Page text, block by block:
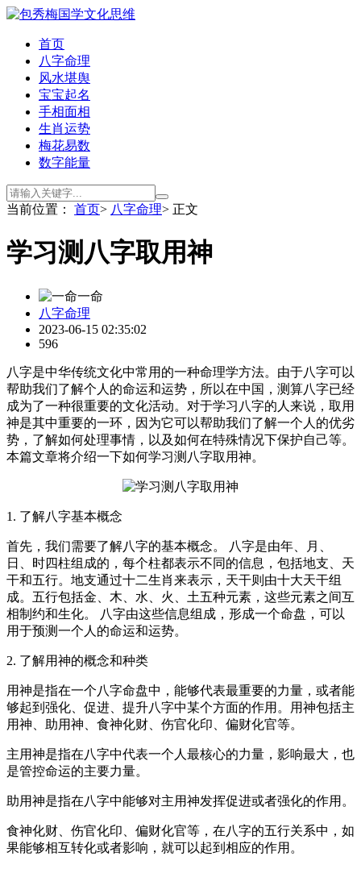
首页
八字命理
风水堪舆
宝宝起名
手相面相
生肖运势
梅花易数
数字能量
当前位置： 首页> 八字命理> 正文
学习测八字取用神
一命
八字命理
2023-06-15 02:35:02
596
八字是中华传统文化中常用的一种命理学方法。由于八字可以
帮助我们了解个人的命运和运势，所以在中国，测算八字已经
成为了一种很重要的文化活动。对于学习八字的人来说，取用
神是其中重要的一环，因为它可以帮助我们了解一个人的优劣
势，了解如何处理事情，以及如何在特殊情况下保护自己等。
本篇文章将介绍一下如何学习测八字取用神。
1. 了解八字基本概念
首先，我们需要了解八字的基本概念。 八字是由年、月、
日、时四柱组成的，每个柱都表示不同的信息，包括地支、天
干和五行。地支通过十二生肖来表示，天干则由十大天干组
成。五行包括金、木、水、火、土五种元素，这些元素之间互
相制约和生化。 八字由这些信息组成，形成一个命盘，可以
用于预测一个人的命运和运势。
2. 了解用神的概念和种类
用神是指在一个八字命盘中，能够代表最重要的力量，或者能
够起到强化、促进、提升八字中某个方面的作用。用神包括主
用神、助用神、食神化财、伤官化印、偏财化官等。
主用神是指在八字中代表一个人最核心的力量，影响最大，也
是管控命运的主要力量。
助用神是指在八字中能够对主用神发挥促进或者强化的作用。
食神化财、伤官化印、偏财化官等，在八字的五行关系中，如
果能够相互转化或者影响，就可以起到相应的作用。